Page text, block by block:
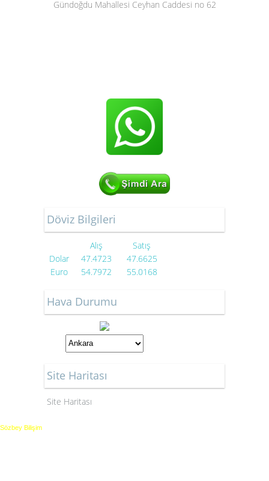
Gündoğdu Mahallesi Ceyhan Caddesi no 62
Döviz Bilgileri
Alış
Satış
Dolar
47.4723
47.6625
Euro
54.7972 55.0168
Hava Durumu
Site Haritası
Site Haritası
Sözbey Bilişim